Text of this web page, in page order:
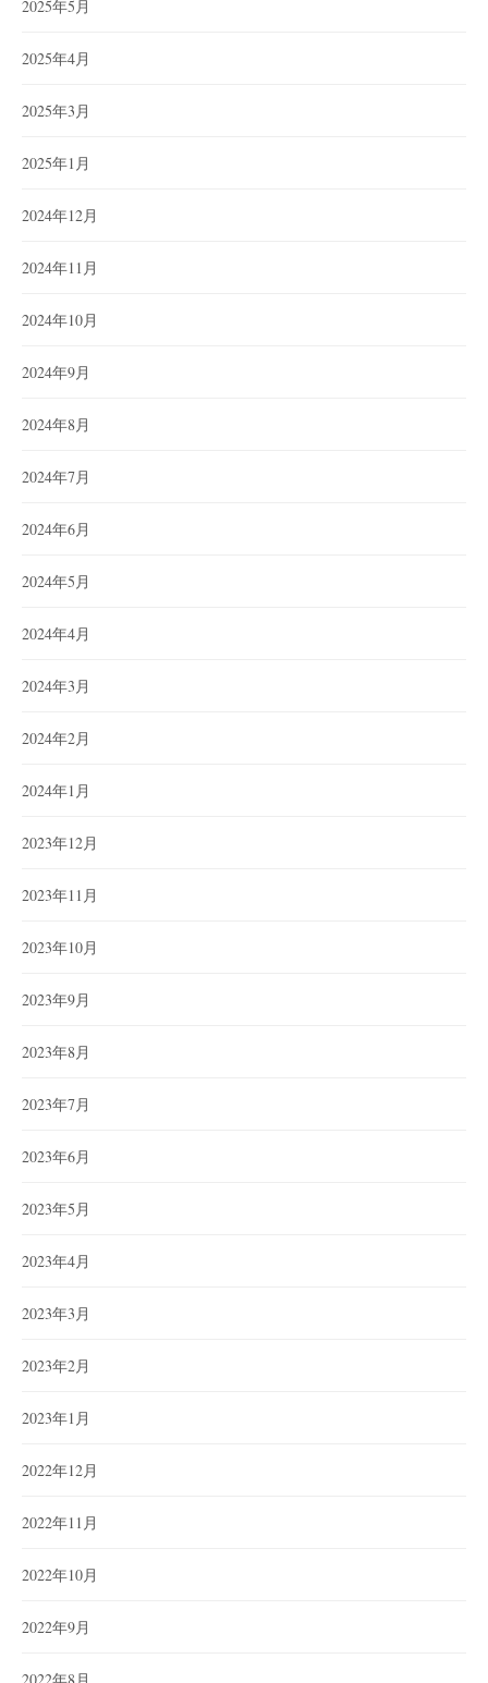
2025年5月
2025年4月
2025年3月
2025年1月
2024年12月
2024年11月
2024年10月
2024年9月
2024年8月
2024年7月
2024年6月
2024年5月
2024年4月
2024年3月
2024年2月
2024年1月
2023年12月
2023年11月
2023年10月
2023年9月
2023年8月
2023年7月
2023年6月
2023年5月
2023年4月
2023年3月
2023年2月
2023年1月
2022年12月
2022年11月
2022年10月
2022年9月
2022年8月